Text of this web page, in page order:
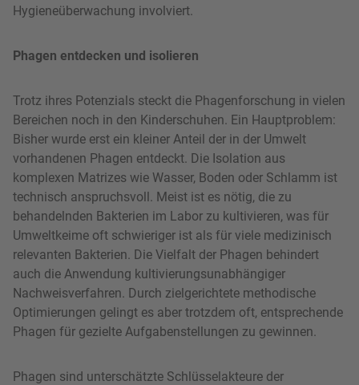
Hygieneüberwachung involviert.
Phagen entdecken und isolieren
Trotz ihres Potenzials steckt die Phagenforschung in vielen
Bereichen noch in den Kinderschuhen. Ein Hauptproblem:
Bisher wurde erst ein kleiner Anteil der in der Umwelt
vorhandenen Phagen entdeckt. Die Isolation aus
komplexen Matrizes wie Wasser, Boden oder Schlamm ist
technisch anspruchsvoll. Meist ist es nötig, die zu
behandelnden Bakterien im Labor zu kultivieren, was für
Umweltkeime oft schwieriger ist als für viele medizinisch
relevanten Bakterien. Die Vielfalt der Phagen behindert
auch die Anwendung kultivierungsunabhängiger
Nachweisverfahren. Durch zielgerichtete methodische
Optimierungen gelingt es aber trotzdem oft, entsprechende
Phagen für gezielte Aufgabenstellungen zu gewinnen.
Phagen sind unterschätzte Schlüsselakteure der